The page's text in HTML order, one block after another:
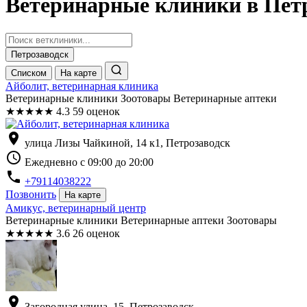
Ветеринарные клиники в
Петрозаводск
Списком
На карте
Айболит, ветеринарная клиника
Ветеринарные клиники Зоотовары Ветеринарные аптеки
★★★★★ 4.3 59 оценок
location_on улица Лизы Чайкиной, 14 к1, Петрозаводск
schedule Ежедневно с 09:00 до 20:00
phone +79114038222
Позвонить
На карте
Амикус, ветеринарный центр
Ветеринарные клиники Ветеринарные аптеки Зоотовары
★★★★★ 3.6 26 оценок
location_on